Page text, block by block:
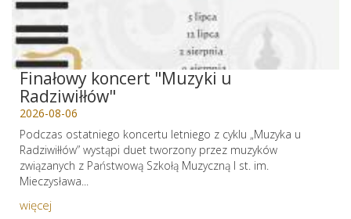
Finałowy koncert "Muzyki u
Radziwiłłów"
2026-08-06
Podczas ostatniego koncertu letniego z cyklu „Muzyka u
Radziwiłłów” wystąpi duet tworzony przez muzyków
związanych z Państwową Szkołą Muzyczną I st. im.
Mieczysława...
więcej